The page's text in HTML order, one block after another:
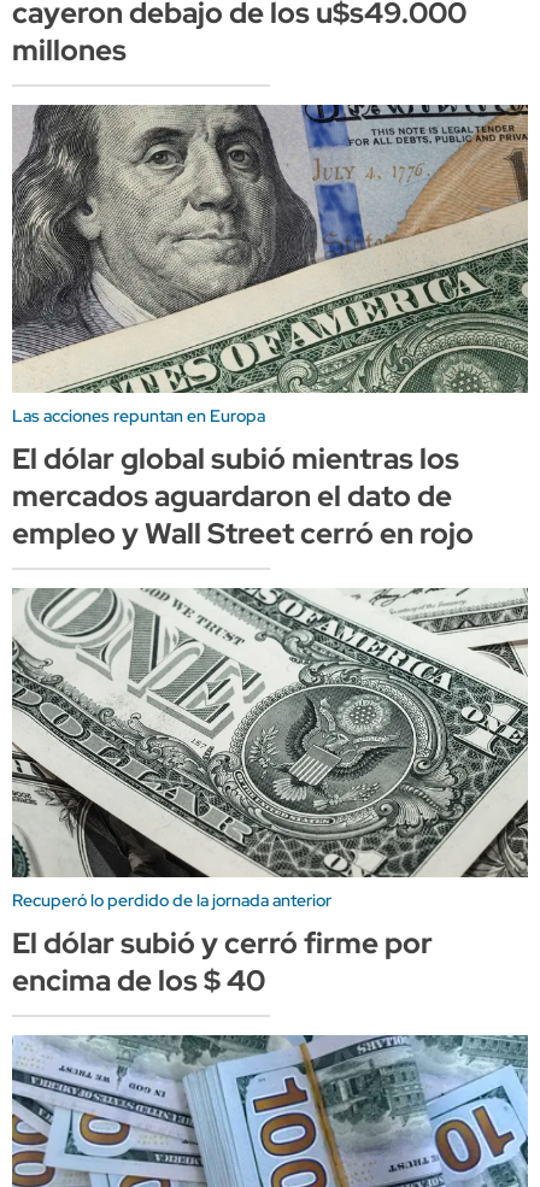
cayeron debajo de los u$s49.000
millones
Las acciones repuntan en Europa
El dólar global subió mientras los
mercados aguardaron el dato de
empleo y Wall Street cerró en rojo
Recuperó lo perdido de la jornada anterior
El dólar subió y cerró firme por
encima de los $ 40